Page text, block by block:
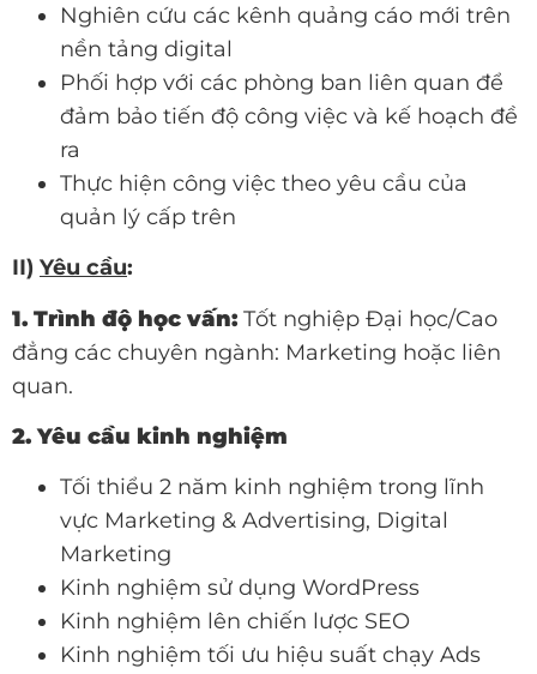
Nghiên cứu các kênh quảng cáo mới trên
nền tảng digital
Phối hợp với các phòng ban liên quan để
đảm bảo tiến độ công việc và kế hoạch đề
ra
Thực hiện công việc theo yêu cầu của
quản lý cấp trên
II) Yêu cầu:
1. Trình độ học vấn: Tốt nghiệp Đại học/Cao
đẳng các chuyên ngành: Marketing hoặc liên
quan.
2. Yêu cầu kinh nghiệm
Tối thiểu 2 năm kinh nghiệm trong lĩnh
vực Marketing & Advertising, Digital
Marketing
Kinh nghiệm sử dụng WordPress
Kinh nghiệm lên chiến lược SEO
Kinh nghiệm tối ưu hiệu suất chạy Ads